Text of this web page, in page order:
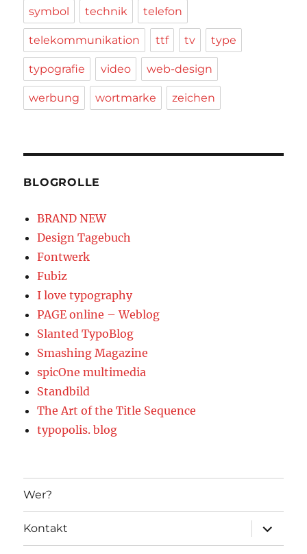
symbol technik telefon
telekommunikation ttf tv type
typografie video web-design
werbung wortmarke zeichen
BLOGROLLE
BRAND NEW
Design Tagebuch
Fontwerk
Fubiz
I love typography
PAGE online – Weblog
Slanted TypoBlog
Smashing Magazine
spicOne multimedia
Standbild
The Art of the Title Sequence
typopolis. blog
Wer?
Kontakt
öffnen